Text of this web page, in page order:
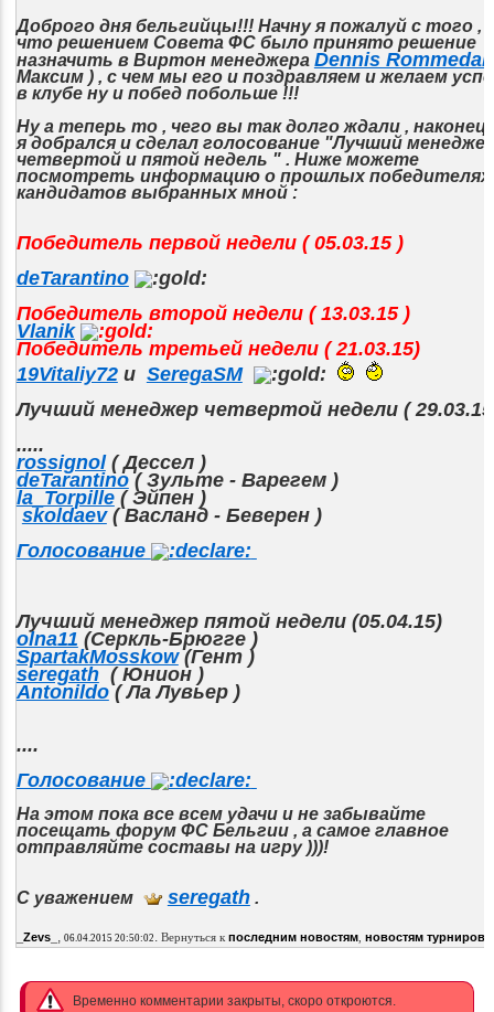
Доброго дня бельгийцы!!! Начну я пожалуй с того ,
что решением Совета ФС было принято решение
назначить в Виртон менеджера Dennis
Максим ) , с чем мы его и поздравляем и желаем
в клубе ну и побед побольше !!!
Ну а теперь то , чего вы так долго ждали , наконец
я добрался и сделал голосование "Лучший
четвертой и пятой недель " . Ниже можете
посмотреть информацию о прошлых победителях
кандидатов выбранных мной :
Победитель первой недели ( 05.03.15 )
deTarantino
Победитель второй недели ( 13.03.15 )
Vlanik
Победитель третьей недели ( 21.03.15)
19Vitaliy72и SeregaSM
Лучший менеджер четвертой недели (
.....
rossignol( Дессел )
deTarantino( Зульте - Варегем )
la_Torpille( Эйпен )
skoldaev( Васланд - Беверен )
Голосование
Лучший менеджер пятой недели (05.04.15)
olna11 (Серкль-Брюгге )
SpartakMosskow(Гент )
seregath( Юнион )
Antonildo( Ла Лувьер )
....
Голосование
На этом пока все всем удачи и не забывайте
посещать форум ФС Бельгии , а самое главное
отправляйте составы на игру )))!
С уважением seregath.
_Zevs_ , 06.04.2015 20:50:02 . Вернуться к последним новостям, новостям турниров
Временно комментарии закрыты, скоро откроются.